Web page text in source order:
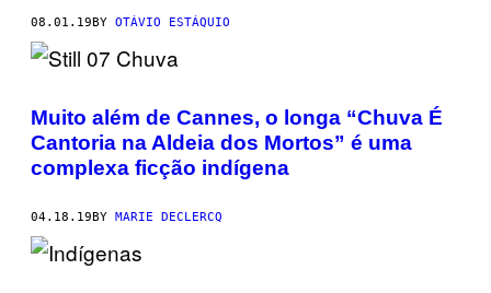
08.01.19 BY OTÁVIO ESTÁQUIO
Muito além de Cannes, o longa “Chuva É
Cantoria na Aldeia dos Mortos” é uma
complexa ficção indígena
04.18.19BY MARIE DECLERCQ